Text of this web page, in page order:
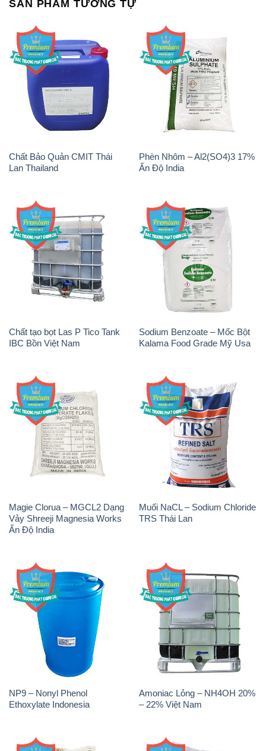
SẢN PHẨM TƯƠNG TỰ
Chất Bảo Quản CMIT Thái
Lan Thailand
Phèn Nhôm – Al2(SO4)3 17%
Ấn Độ India
Chất tạo bọt Las P Tico Tank
IBC Bồn Việt Nam
Sodium Benzoate – Mốc Bột
Kalama Food Grade Mỹ Usa
Magie Clorua – MGCL2 Dạng
Vảy Shreeji Magnesia Works
Ấn Độ India
Muối NaCL – Sodium Chloride
TRS Thái Lan
NP9 – Nonyl Phenol
Ethoxylate Indonesia
Amoniac Lỏng – NH4OH 20%
– 22% Việt Nam